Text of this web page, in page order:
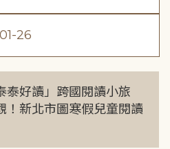
26
泰好讀」跨國閱讀小旅
！新北市圖寒假兒童閱讀